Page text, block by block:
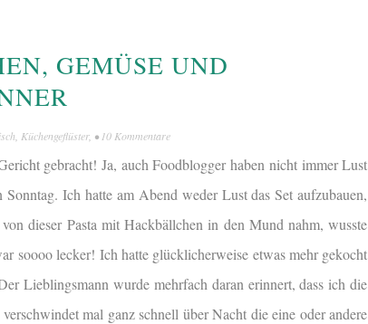
GEMÜSE UND
Küchengeflüster, • 10 Kommentare
gebracht! Ja, auch Foodblogger haben nicht immer Lust
Ich hatte am Abend weder Lust das Set aufzubauen,
dieser Pasta mit Hackbällchen in den Mund nahm, wusste
soooo lecker! Ich hatte glücklicherweise etwas mehr gekocht
Lieblingsmann wurde mehrfach daran erinnert, dass ich die
mal ganz schnell über Nacht die eine oder andere